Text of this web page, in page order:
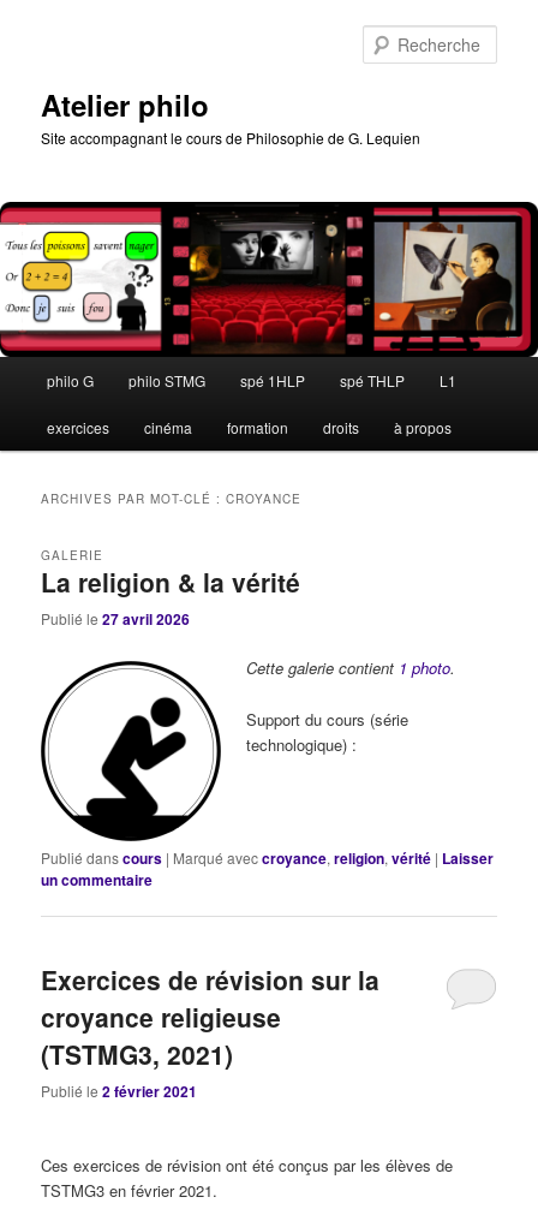
Atelier philo
Site accompagnant le cours de Philosophie de G. Lequien
principal
philo G philo STMG spé 1HLP spé THLP L1
exercices cinéma formation droits à propos
ARCHIVES PAR MOT-CLÉ :CROYANCE
La religion & la vérité
GALERIE
Publié le27 avril 2026
Cette galerie contient 1 photo.
Support du cours (série
technologique) :
Publié danscours | Marqué aveccroyance,religion,vérité | Laisser
un commentaire
Exercices de révision sur la
croyance religieuse
(TSTMG3, 2021)
Publié le2 février 2021
Ces exercices de révision ont été conçus par les élèves de
TSTMG3 en février 2021.